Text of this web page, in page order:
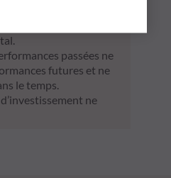
passées ne
futures et ne
le temps.
ne